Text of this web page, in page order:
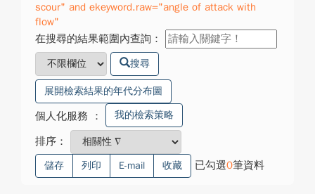
scour" and ekeyword.raw="angle of attack with
flow"
在搜尋的結果範圍內查詢：
搜尋
展開檢索結果的年代分布圖
個人化服務 ： 我的檢索策略
排序：
儲存 列印 E-mail 收藏 已勾選0筆資料